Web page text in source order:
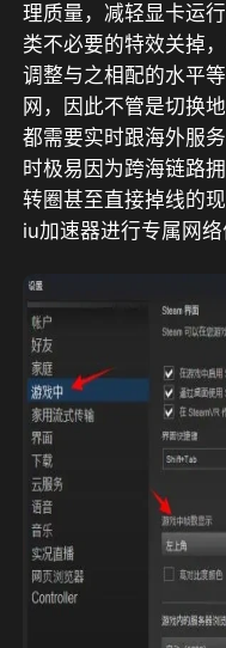
理质量，减轻显卡运
类不必要的特效关掉
调整与之相配的水平
网，因此不管是切换
都需要实时跟海外服
时极易因为跨海链路
转圈甚至直接掉线的
iu加速器进行专属网络